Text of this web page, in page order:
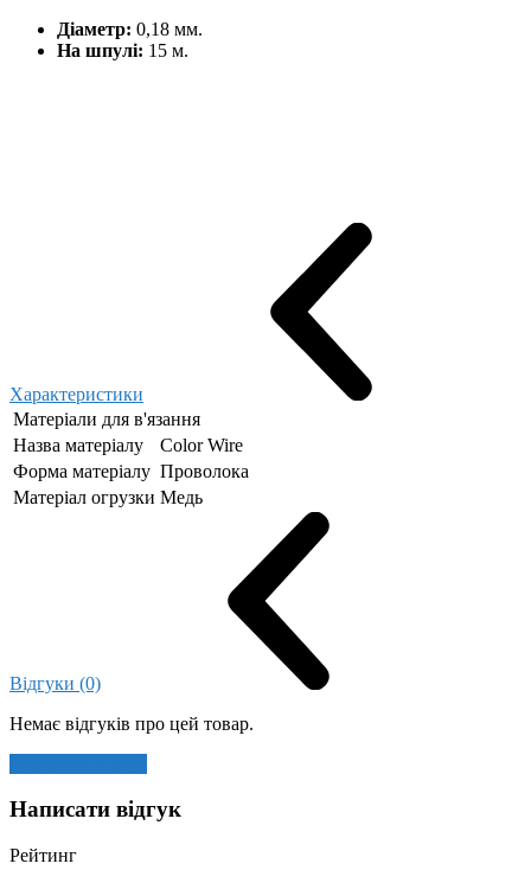
Діаметр: 0,18 мм.
На шпулі: 15 м.
Характеристики
Матеріали для в'язання
Назва матеріалу
Color Wire
Форма матеріалу Проволока
Матеріал огрузки Медь
Відгуки (0)
Немає відгуків про цей товар.
Написати відгук
Рейтинг